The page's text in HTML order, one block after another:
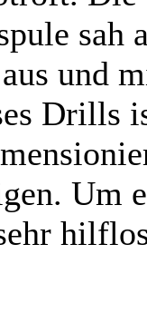
sah
und
Drills
Um